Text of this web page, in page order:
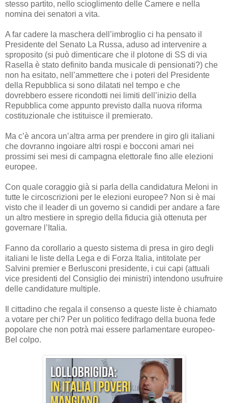
stesso partito, nello scioglimento delle Camere e nella
nomina dei senatori a vita.
A far cadere la maschera dell’imbroglio ci ha pensato il
Presidente del Senato La Russa, aduso ad intervenire a
sproposito (si può dimenticare che il plotone di SS di via
Rasella è stato definito banda musicale di pensionati?) che
non ha esitato, nell’ammettere che i poteri del Presidente
della Repubblica si sono dilatati nel tempo e che
dovrebbero essere ricondotti nei limiti dell’inizio della
Repubblica come appunto previsto dalla nuova riforma
costituzionale che istituisce il premierato.
Ma c’è ancora un’altra arma per prendere in giro gli italiani
che dovranno ingoiare altri rospi e bocconi amari nei
prossimi sei mesi di campagna elettorale fino alle elezioni
europee.
Con quale coraggio già si parla della candidatura Meloni in
tutte le circoscrizioni per le elezioni europee? Non si è mai
visto che il leader di un governo si candidi per andare a fare
un altro mestiere in spregio della fiducia già ottenuta per
governare l’Italia.
Fanno da corollario a questo sistema di presa in giro degli
italiani le liste della Lega e di Forza Italia, intitolate per
Salvini premier e Berlusconi presidente, i cui capi (attuali
vice presidenti del Consiglio dei ministri) intendono usufruire
delle candidature multiple.
Il cittadino che regala il consenso a queste liste è chiamato
a votare per chi? Per un politico fedifrago della buona fede
popolare che non potrà mai essere parlamentare europeo-
Bel colpo.